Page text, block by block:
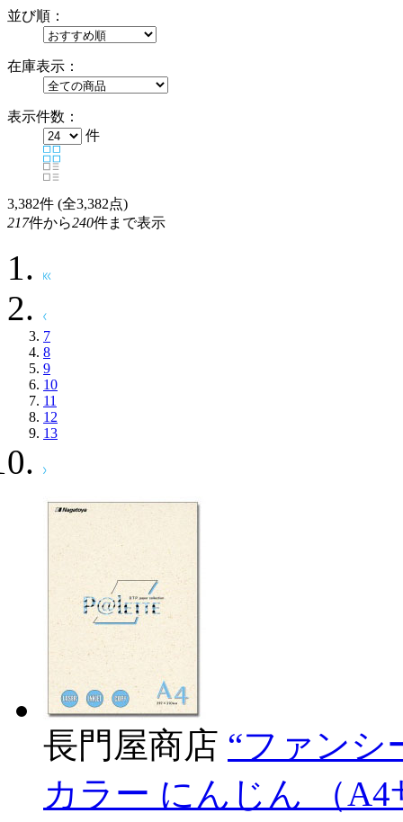
並び順：
在庫表示：
表示件数：
件
3,382件 (全3,382点)
217件から240件まで表示
7
8
9
10
11
12
13
長門屋商店 “ファンシ
カラー にんじん （